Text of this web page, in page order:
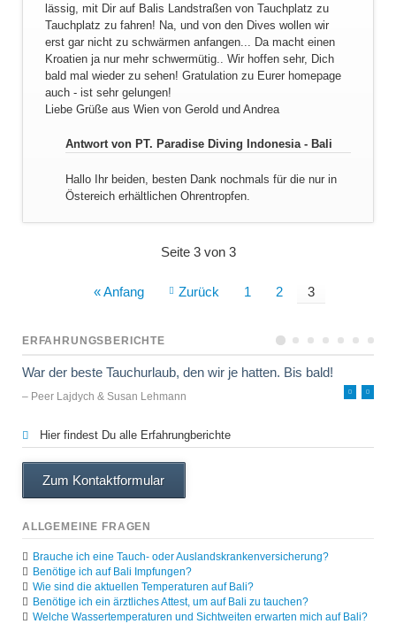
lässig, mit Dir auf Balis Landstraßen von Tauchplatz zu
Tauchplatz zu fahren! Na, und von den Dives wollen wir
erst gar nicht zu schwärmen anfangen... Da macht einen
Kroatien ja nur mehr schwermütig.. Wir hoffen sehr, Dich
bald mal wieder zu sehen! Gratulation zu Eurer homepage
auch - ist sehr gelungen!
Liebe Grüße aus Wien von Gerold und Andrea
Antwort von PT. Paradise Diving Indonesia - Bali
Hallo Ihr beiden, besten Dank nochmals für die nur in
Östereich erhältlichen Ohrentropfen.
Seite 3 von 3
« Anfang Zurück 1 2 3
ERFAHRUNGSBERICHTE
War der beste Tauchurlaub, den wir je hatten. Bis bald!
– Peer Lajdych & Susan Lehmann
Hier findest Du alle Erfahrungberichte
Zum Kontaktformular
ALLGEMEINE FRAGEN
Brauche ich eine Tauch- oder Auslandskrankenversicherung?
Benötige ich auf Bali Impfungen?
Wie sind die aktuellen Temperaturen auf Bali?
Benötige ich ein ärztliches Attest, um auf Bali zu tauchen?
Welche Wassertemperaturen und Sichtweiten erwarten mich auf Bali?